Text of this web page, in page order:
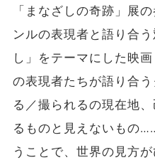
「まなざしの奇跡」展
ンルの表現者と語り合
し」をテーマにした映
の表現者たちが語り合
る／撮られるの現在地
るものと見えないもの
うことで、世界の見方